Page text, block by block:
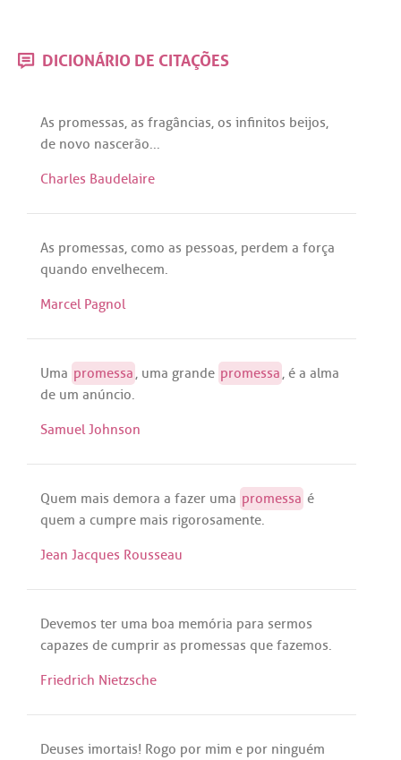
DICIONÁRIO DE CITAÇÕES
As promessas, as fragâncias, os infinitos beijos,
de novo nascerão...
Charles Baudelaire
As promessas, como as pessoas, perdem a força
quando envelhecem.
Marcel Pagnol
Uma promessa , uma grande promessa , é a alma
de um anúncio.
Samuel Johnson
Quem mais demora a fazer uma promessa é
quem a cumpre mais rigorosamente.
Jean Jacques Rousseau
Devemos ter uma boa memória para sermos
capazes de cumprir as promessas que fazemos.
Friedrich Nietzsche
Deuses imortais! Rogo por mim e por ninguém